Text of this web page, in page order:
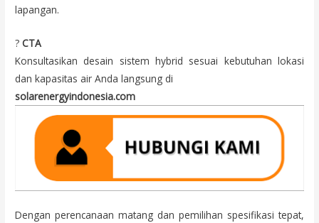
lapangan.
?CTA
Konsultasikan desain sistem hybrid sesuai kebutuhan lokasi
dan kapasitas air Anda langsung di
solarenergyindonesia.com
Dengan perencanaan matang dan pemilihan spesifikasi tepat,